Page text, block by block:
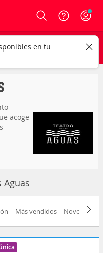
Login
CAMBIAR
acoge
Aguas
Más vendidos Novedad
en tu